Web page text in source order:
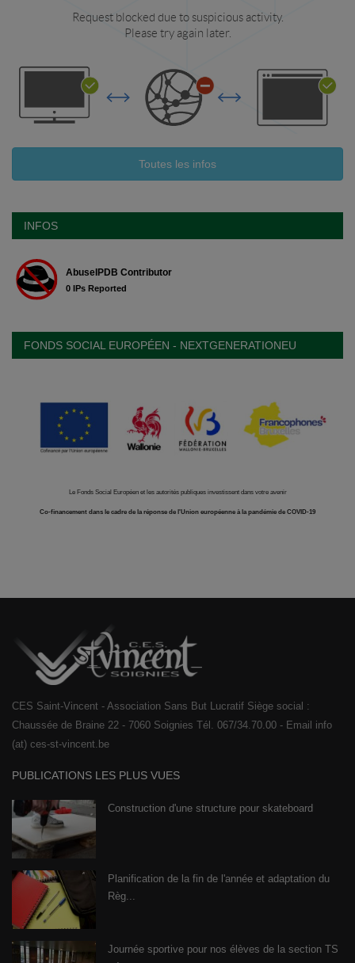
Toutes les infos
INFOS
FONDS SOCIAL EUROPÉEN - NEXTGENERATIONEU
Le Fonds Social Européen et les autorités publiques investissent dans votre avenir
Co-financement dans le cadre de la réponse de l'Union européenne à la pandémie de COVID-19
CES Saint-Vincent - Association Sans But Lucratif Siège social :
Chaussée de Braine 22 - 7060 Soignies Tél. 067/34.70.00 - Email info
(at) ces-st-vincent.be
PUBLICATIONS LES PLUS VUES
Construction d'une structure pour skateboard
Planification de la fin de l'année et adaptation du
Règ...
Journée sportive pour nos élèves de la section TS